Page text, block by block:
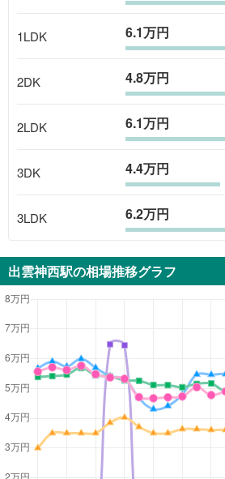
1LDK 6.1万円
2DK 4.8万円
2LDK 6.1万円
3DK 4.4万円
3LDK 6.2万円
出雲神西駅の相場推移グラフ